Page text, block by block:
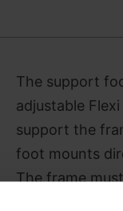
The support
adjustable
support the
foot mounts
The frame
alone cannot